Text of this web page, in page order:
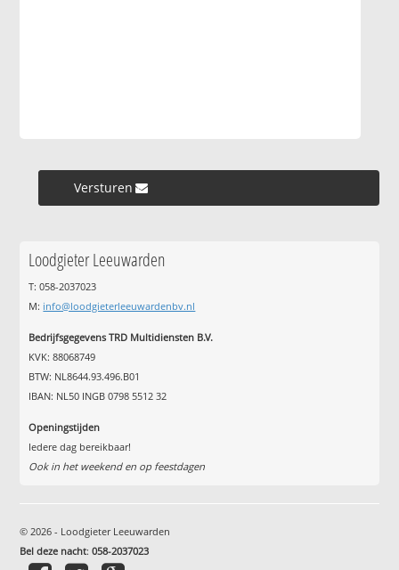
Versturen »
Loodgieter Leeuwarden
T: 058-2037023
M: info@loodgieterleeuwardenbv.nl
Bedrijfsgegevens TRD Multidiensten B.V.
KVK: 88068749
BTW: NL8644.93.496.B01
IBAN: NL50 INGB 0798 5512 32
Openingstijden
Iedere dag bereikbaar!
Ook in het weekend en op feestdagen
© 2026 - Loodgieter Leeuwarden
Bel deze nacht:058-2037023